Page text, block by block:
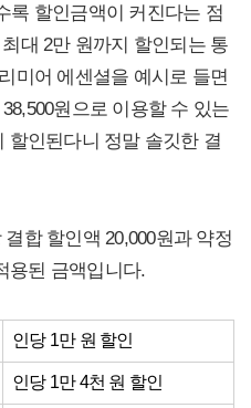
록 할인금액이 커진다는 점
대 2만 원까지 할인되는 통
미어 에센셜을 예시로 들면
원으로 이용할 수 있는
할인된다니 정말 솔깃한 결
합 할인액 20,000원과 약정
용된 금액입니다.
인당 1만 원 할인
인당 1만 4천 원 할인